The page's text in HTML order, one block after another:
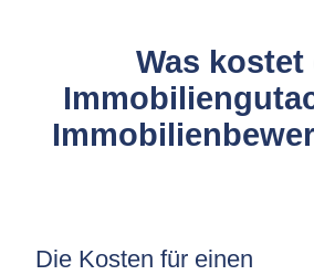
Was kostet
Die Kosten für einen